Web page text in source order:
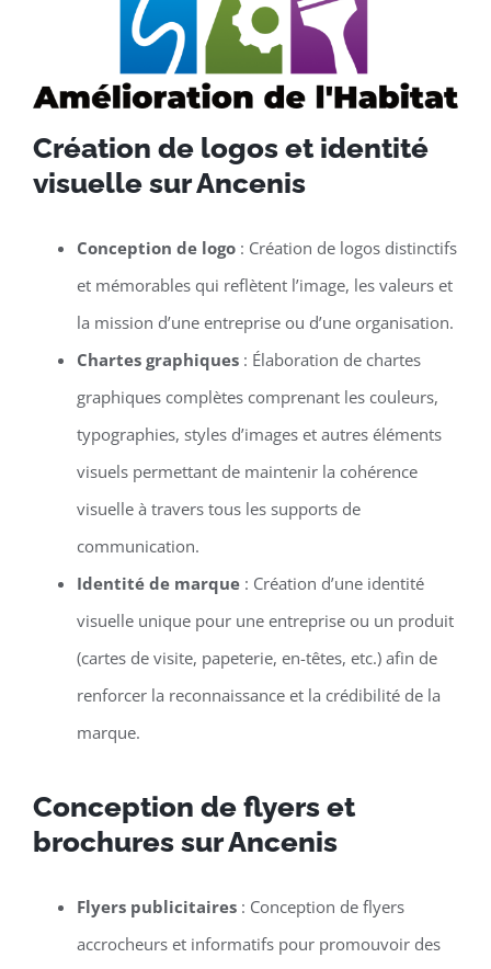
Création de logos et identité
visuelle sur Ancenis
Conception de logo: Création de logos distinctifs
et mémorables qui reflètent l’image, les valeurs et
la mission d’une entreprise ou d’une organisation.
Chartes graphiques: Élaboration de chartes
graphiques complètes comprenant les couleurs,
typographies, styles d’images et autres éléments
visuels permettant de maintenir la cohérence
visuelle à travers tous les supports de
communication.
Identité de marque: Création d’une identité
visuelle unique pour une entreprise ou un produit
(cartes de visite, papeterie, en-têtes, etc.) afin de
renforcer la reconnaissance et la crédibilité de la
marque.
Conception de flyers et
brochures sur Ancenis
Flyers publicitaires: Conception de flyers
accrocheurs et informatifs pour promouvoir des